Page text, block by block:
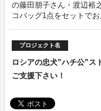
の藤田朋子さん・渡辺裕
コバッグ1点をセットでお
プロジェクト名
ロシアの忠犬”ハチ公”ス
ご支援下さい！